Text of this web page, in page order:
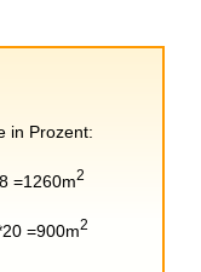
in Prozent:
=1260m2
=900m2